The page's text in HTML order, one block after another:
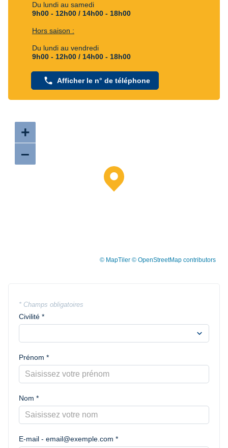
Du lundi au samedi
9h00 - 12h00 / 14h00 - 18h00
Hors saison :
Du lundi au vendredi
9h00 - 12h00 / 14h00 - 18h00
phone Afficher le n° de téléphone
+
–
© MapTiler © OpenStreetMap contributors
* Champs obligatoires
Civilité *
expand_more
Prénom *
Nom *
E-mail - email@exemple.com *